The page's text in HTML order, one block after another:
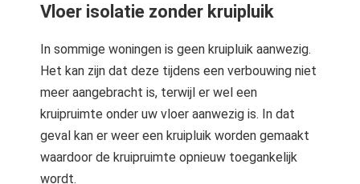
Vloer isolatie zonder kruipluik
In sommige woningen is geen kruipluik aanwezig.
Het kan zijn dat deze tijdens een verbouwing niet
meer aangebracht is, terwijl er wel een
kruipruimte onder uw vloer aanwezig is. In dat
geval kan er weer een kruipluik worden gemaakt
waardoor de kruipruimte opnieuw toegankelijk
wordt.